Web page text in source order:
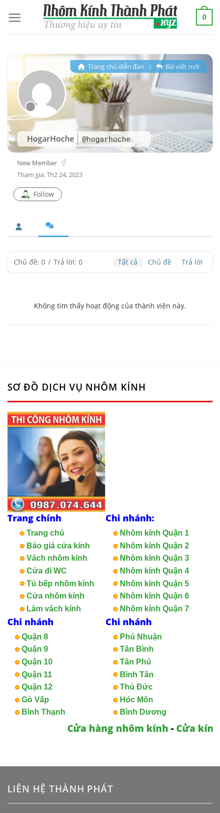
content
0
HogarHoche @hogarhoche
Trang chủ diễn đàn | Bài viết mới
New Member
Tham gia: Th2 24, 2023
Follow
Chủ đề: 0 / Trả lời: 0 Tất cả Chủ đề Trả lời
Không tìm thấy hoạt động của thành viên này.
SƠ ĐỒ DỊCH VỤ NHÔM KÍNH
Trang chính
Trang chủ
Báo giá cửa kính
Vách nhôm kính
Cửa đi WC
Tủ bếp nhôm kính
Cửa nhôm kính
Làm vách kính
Chi nhánh:
Nhôm kính Quận 1
Nhôm kính Quận 2
Nhôm kính Quận 3
Nhôm kính Quận 4
Nhôm kính Quận 5
Nhôm kính Quận 6
Nhôm kính Quận 7
Chi nhánh
Quận 8
Quận 9
Quận 10
Quận 11
Quận 12
Gò Vấp
Bình Thạnh
Chi nhánh
Phú Nhuận
Tân Bình
Tân Phú
Bình Tân
Thủ Đức
Hóc Môn
Bình Dương
Cửa hàng nhôm kính-Cửa kính
LIÊN HỆ THÀNH PHÁT